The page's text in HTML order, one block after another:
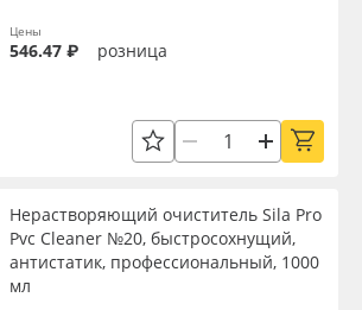
Цены
546.47 ₽ розница
Нерастворяющий очиститель Sila Pro
Pvc Cleaner №20, быстросохнущий,
антистатик, профессиональный, 1000
мл